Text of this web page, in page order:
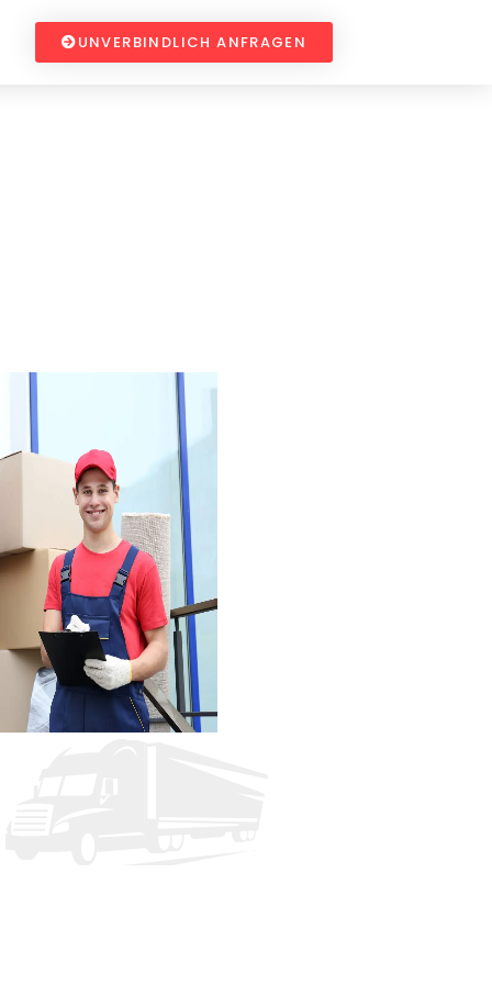
UNVERBINDLICH ANFRAGEN